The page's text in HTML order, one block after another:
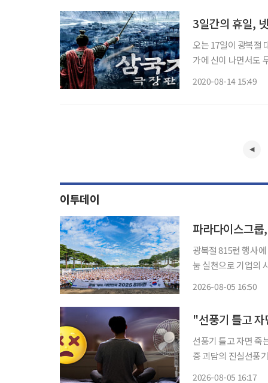
3일간의 휴일,
오는 17일이 광복절 대체공휴일로 지정되면서 금 같은 휴일이 하루 더 늘었다. 갑작스러운 휴
가에 신이 나면서도
2020-08-14 15:49
이투데이
파라다이스그
광복절 815런 행사
눔 실천으로 기업의 사회적 책임 이행 파라다이스
2026-08-05 16:50
"선풍기 틀고
선풍기 틀고 자면 죽
증 괴담의 진실선풍기보
2026-08-05 16:17